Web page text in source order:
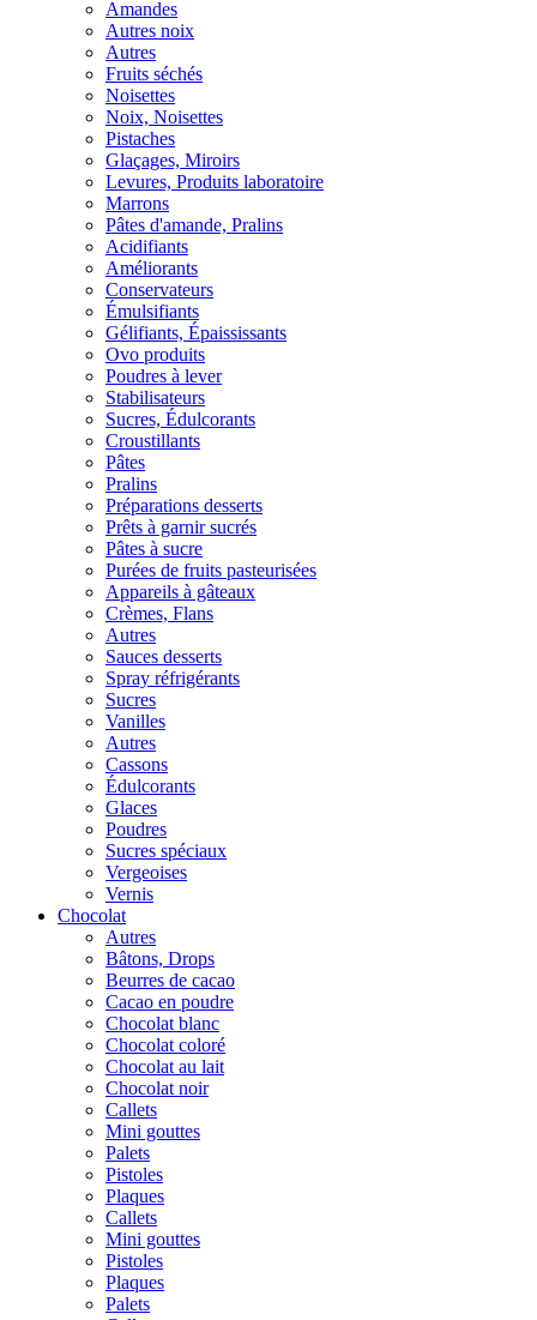
Amandes
Autres noix
Autres
Fruits séchés
Noisettes
Noix, Noisettes
Pistaches
Glaçages, Miroirs
Levures, Produits laboratoire
Marrons
Pâtes d'amande, Pralins
Acidifiants
Améliorants
Conservateurs
Émulsifiants
Gélifiants, Épaississants
Ovo produits
Poudres à lever
Stabilisateurs
Sucres, Édulcorants
Croustillants
Pâtes
Pralins
Préparations desserts
Prêts à garnir sucrés
Pâtes à sucre
Purées de fruits pasteurisées
Appareils à gâteaux
Crèmes, Flans
Autres
Sauces desserts
Spray réfrigérants
Sucres
Vanilles
Autres
Cassons
Édulcorants
Glaces
Poudres
Sucres spéciaux
Vergeoises
Vernis
Chocolat
Autres
Bâtons, Drops
Beurres de cacao
Cacao en poudre
Chocolat blanc
Chocolat coloré
Chocolat au lait
Chocolat noir
Callets
Mini gouttes
Palets
Pistoles
Plaques
Callets
Mini gouttes
Pistoles
Plaques
Palets